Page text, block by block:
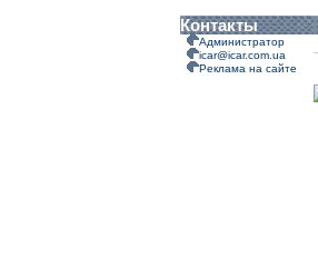
Контакты
Администратор
icar@icar.com.ua
Реклама на сайте